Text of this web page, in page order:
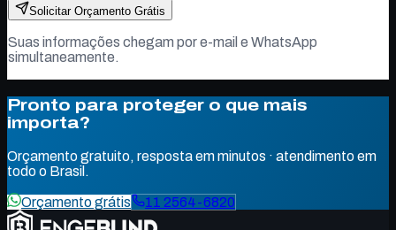
Solicitar Orçamento Grátis
Suas informações chegam por e-mail e WhatsApp
simultaneamente.
Pronto para proteger o que mais
importa?
Orçamento gratuito, resposta em minutos · atendimento em
todo o Brasil.
Orçamento grátis 11 2564-6820